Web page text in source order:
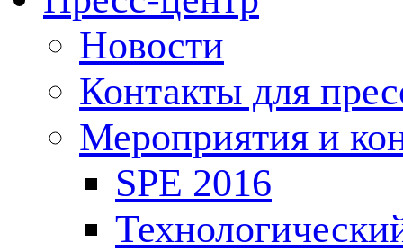
Новости
Контакты для
Мероприятия и
SPE 2016